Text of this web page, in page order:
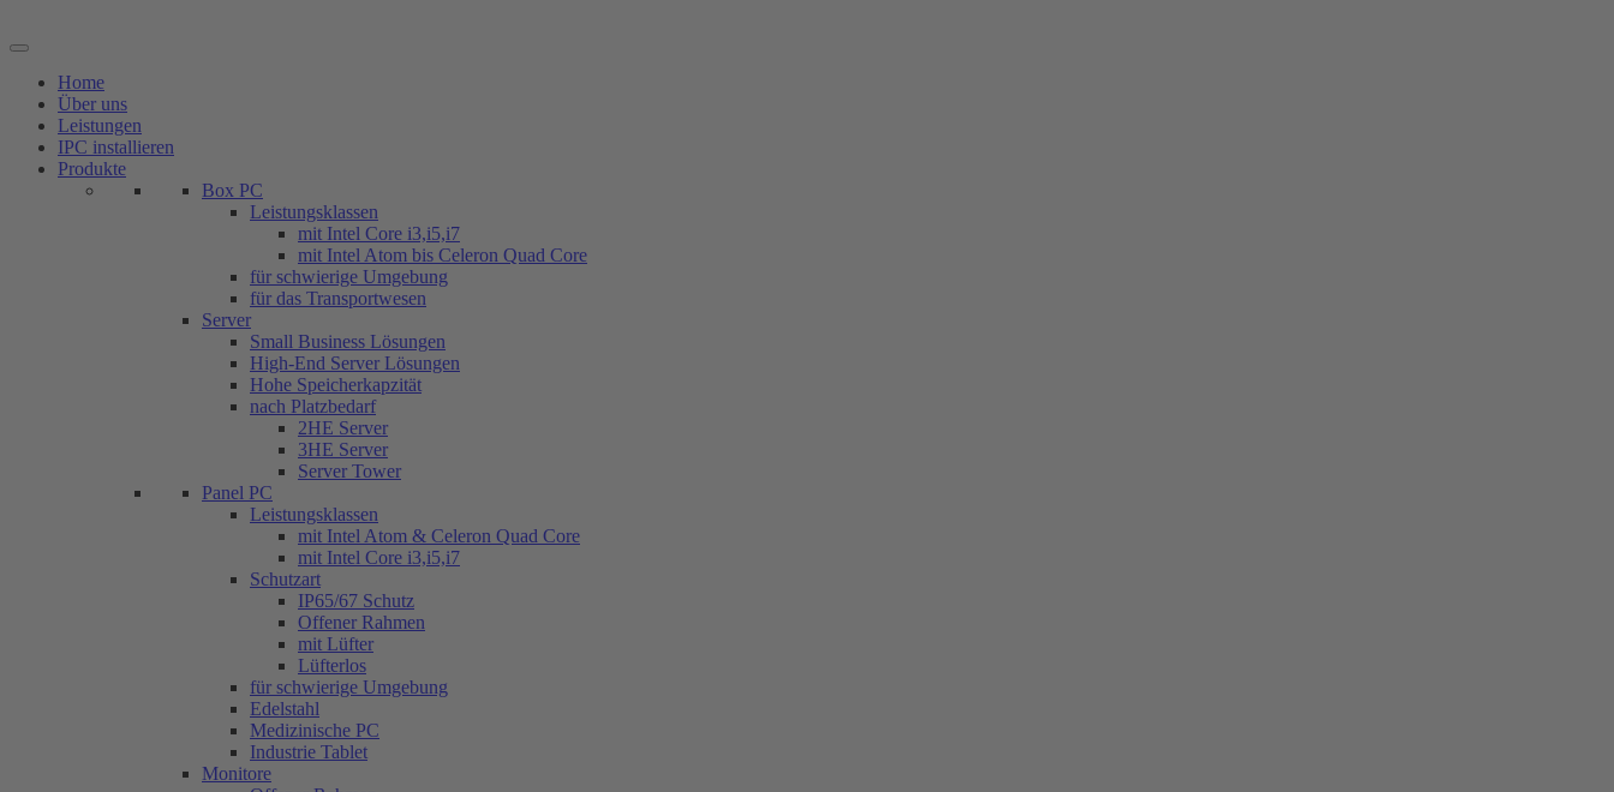
Inhalt
Home
Über uns
Leistungen
IPC installieren
Produkte
Box PC
Leistungsklassen
mit Intel Core i3,i5,i7
mit Intel Atom bis Celeron Quad Core
für schwierige Umgebung
für das Transportwesen
Server
Small Business Lösungen
High-End Server Lösungen
Hohe Speicherkapzität
nach Platzbedarf
2HE Server
3HE Server
Server Tower
Panel PC
Leistungsklassen
mit Intel Atom & Celeron Quad Core
mit Intel Core i3,i5,i7
Schutzart
IP65/67 Schutz
Offener Rahmen
mit Lüfter
Lüfterlos
für schwierige Umgebung
Edelstahl
Medizinische PC
Industrie Tablet
Monitore